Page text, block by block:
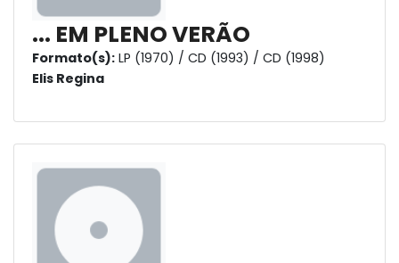
... EM PLENO VERÃO
Formato(s): LP (1970) / CD (1993) / CD (1998)
Elis Regina